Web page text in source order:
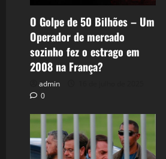
O Golpe de 50 Bilhões – Um
Operador de mercado
sozinho fez o estrago em
2008 na França?
admin
0